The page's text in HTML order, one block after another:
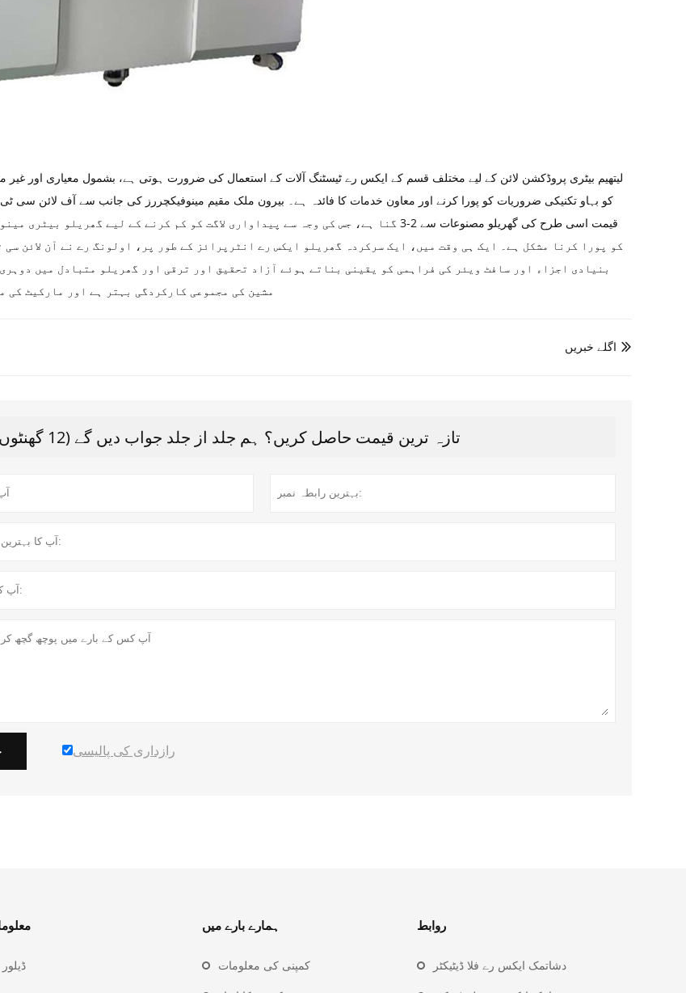
لیتھیم بیٹری پروڈکشن لائن کے لیے مختلف قسم کے ایکس رے ٹیسٹنگ آلات کے استعمال کی ضرورت ہوتی ہے، بشمول معیاری اور غیر
کو بہاو تکنیکی ضروریات کو پورا کرنے اور معاون خدمات کا فائدہ ہے۔ بیرون ملک مقیم مینوفیکچررز کی جانب سے آف لائن سی ٹی
قیمت اسی طرح کی گھریلو مصنوعات سے 2-3 گنا ہے، جس کی وجہ سے پیداواری لاگت کو کم کرنے کے لیے گھریلو
کو پورا کرنا مشکل ہے۔ ایک ہی وقت میں، ایک سرکردہ گھریلو ایکس رے انٹرپرائز کے طور پر، اولونگ رے نے آن لائن سی
بنیادی اجزاء اور سافٹ ویئر کی فراہمی کو یقینی بناتے ہوئے آزاد تحقیق اور ترقی اور گھریلو متبادل میں دوہری
مشین کی مجموعی کارکردگی بہتر ہے اور مارکیٹ کی
 اگلے خبریں
تازہ ترین قیمت حاصل کریں؟ ہم جلد از جلد جواب دیں گے (12 گھنٹوں کے اندر)
رازداری کی پالیسی
ڈیلور
ہمارے بارے میں
کمپنی کی معلومات
روابط
دشاتمک ایکس رے فلا ڈیٹیکٹر